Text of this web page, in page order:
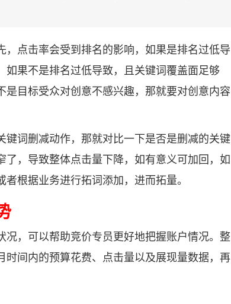
击率会受到排名的影响，如果是排名过低导
果不是排名过低导致，且关键词覆盖面足够
目标受众对创意不感兴趣，那就要对创意内容
删减动作，那就对比一下是否是删减的关键
，导致整体点击量下降，如有意义可加回，如
根据业务进行拓词添加，进而拓量。
可以帮助竞价专员更好地把握账户情况。整
间内的预算花费、点击量以及展现量数据，再